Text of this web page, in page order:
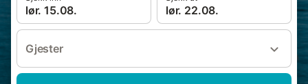
lør. 15.08. lør. 22.08.
Gjester